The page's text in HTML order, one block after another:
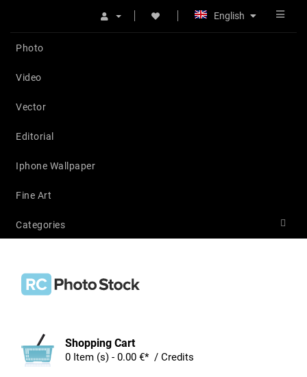
English
Photo
Video
Vector
Editorial
Iphone Wallpaper
Fine Art
Categories
Shopping Cart
0 Item (s) - 0.00 €* / Credits